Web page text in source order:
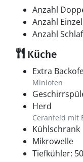
Anzahl
Anzahl
Anzahl
Küche
Extra
Miniofen
Herd
Ceranfeld mit
Kühlschrank
Mikrowelle
Tiefkühler: